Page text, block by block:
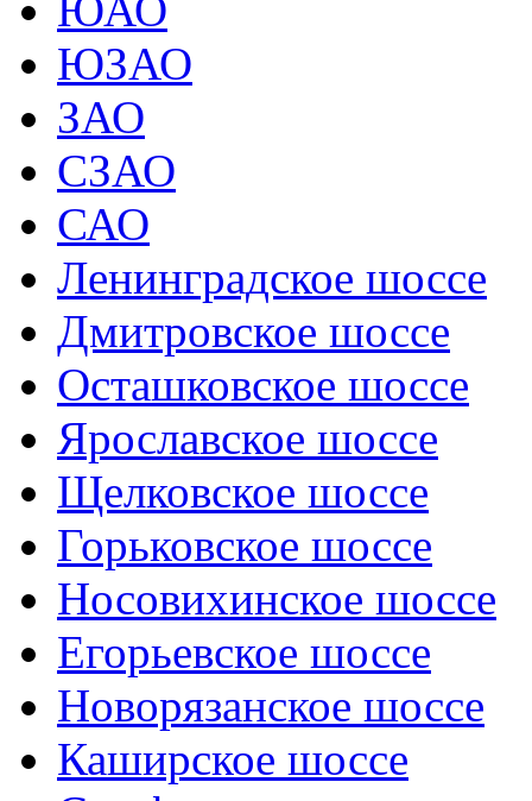
ЮАО
ЮЗАО
ЗАО
СЗАО
САО
Ленинградское шоссе
Дмитровское шоссе
Осташковское шоссе
Ярославское шоссе
Щелковское шоссе
Горьковское шоссе
Носовихинское шоссе
Егорьевское шоссе
Новорязанское шоссе
Каширское шоссе